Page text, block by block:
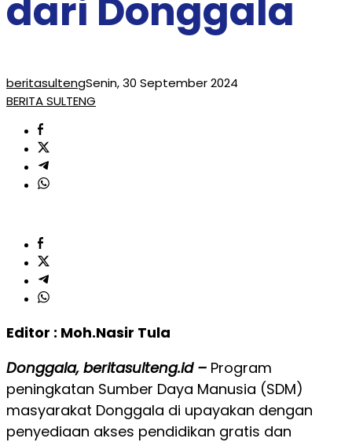
dari Donggala
beritasultengSenin, 30 September 2024
BERITA SULTENG
Editor : Moh.Nasir Tula
Donggala, beritasulteng.id – Program
peningkatan Sumber Daya Manusia (SDM)
masyarakat Donggala di upayakan dengan
penyediaan akses pendidikan gratis dan